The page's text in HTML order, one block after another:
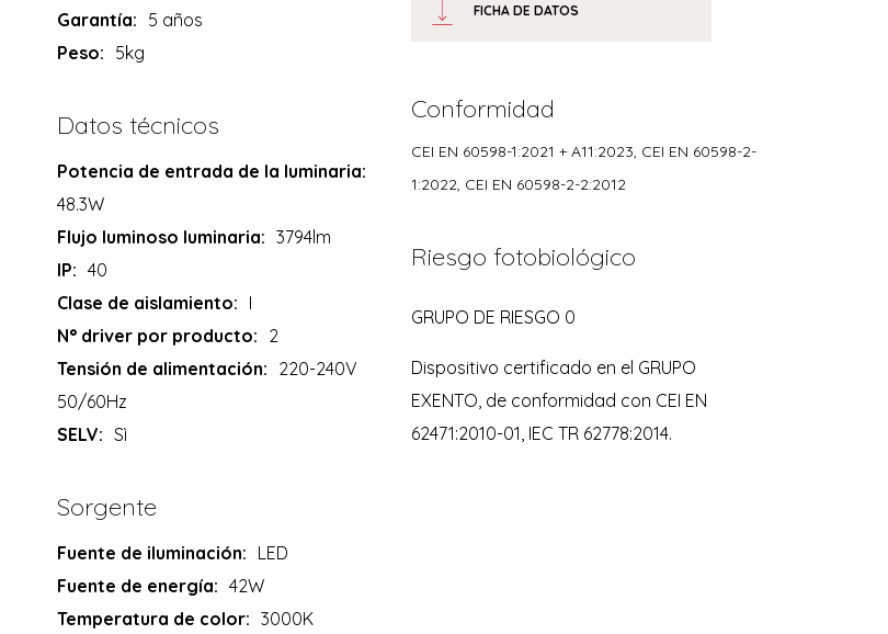
Garantía: 5 años
Peso: 5kg
Datos técnicos
Potencia de entrada de la luminaria:
48.3W
Flujo luminoso luminaria: 3794lm
IP: 40
Clase de aislamiento: I
N° driver por producto: 2
Tensión de alimentación: 220-240V
50/60Hz
SELV: Sì
Sorgente
Fuente de iluminación: LED
Fuente de energía: 42W
Temperatura de color: 3000K
FICHA DE DATOS
Conformidad
CEI EN 60598-1:2021 + A11:2023, CEI EN 60598-2-
1:2022, CEI EN 60598-2-2:2012
Riesgo fotobiológico
GRUPO DE RIESGO 0
Dispositivo certificado en el GRUPO
EXENTO, de conformidad con CEI EN
62471:2010-01, IEC TR 62778:2014.